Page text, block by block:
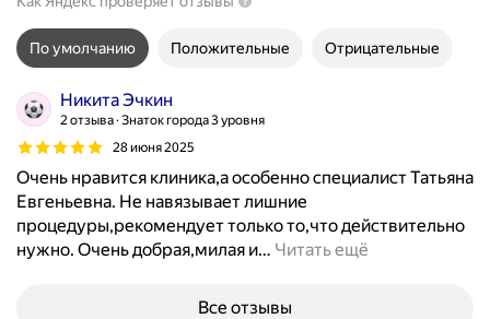
По умолчанию Положительные Отрицательные
Никита Эчкин
2 отзыва Знаток города 3 уровня
28 июня 2025
Очень нравится клиника,а особенно специалист Татьяна
Евгеньевна. Не навязывает лишние
процедуры,рекомендует только то,что действительно
нужно. Очень добрая,милая и… Читать ещё
Все отзывы